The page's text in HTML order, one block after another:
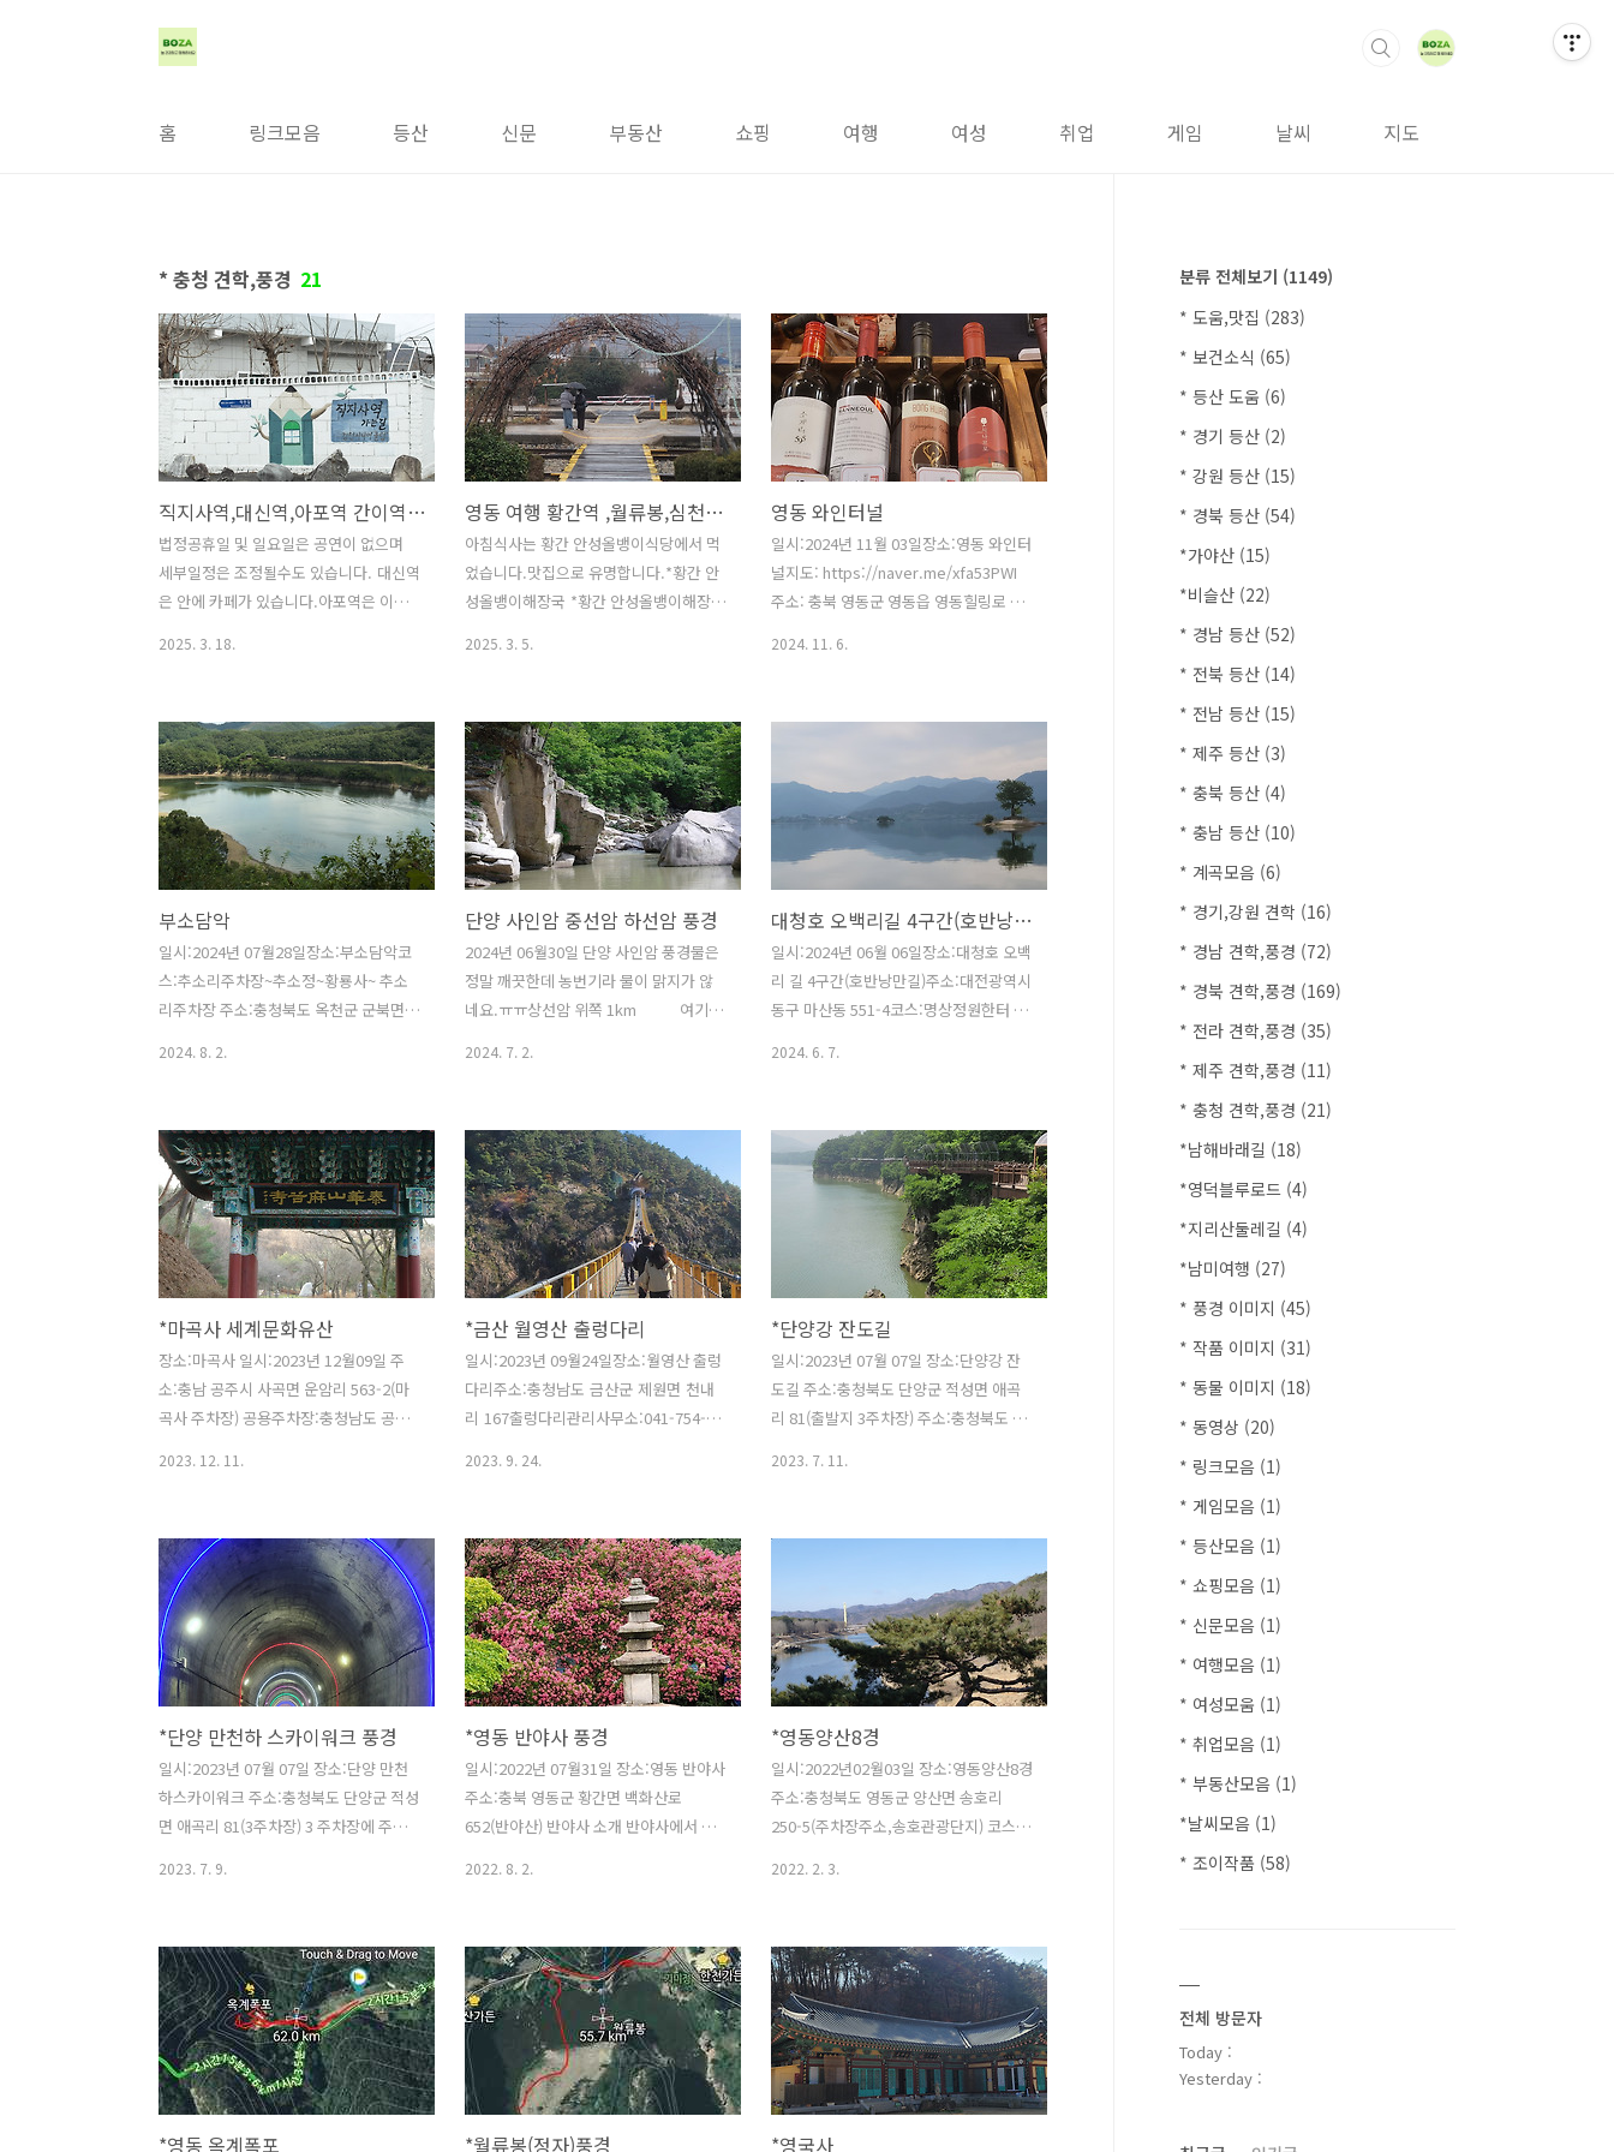
홈 링크모음 등산 신문 부동산 쇼핑 여행 여성 취업 게임 날씨 지도
* 충청 견학,풍경 21
직지사역,대신역,아포역 간이역 풍경들
법정공휴일 및 일요일은 공연이 없으며
세부일정은 조정될수도 있습니다. 대신역
은 안에 카페가 있습니다.아포역은 이것
2025. 3. 18.
영동 여행 황간역 ,월류봉,심천역 코스
아침식사는 황간 안성올뱅이식당에서 먹
었습니다.맛집으로 유명합니다.*황간 안
성올뱅이해장국 *황간 안성올뱅이해장국
북도 영동군 황간면 영동황간로 1618황
간IC옆 안성올뱅이해장국 집입니다.확장
이전 했네요,60년 정통 3대째
bozakorea.tistory.com일시:2025년
03월02일장소:황간역 주소:충청북도 영
동군 황간면 하옥포2길 14 네이버 지도
충북 영동군 황간면 하옥포2길
14map.naver.com황간역은 1905년 경
부선 개통 당시 영업을 개시하였고 몇차
례 확장개량과 신축을 거쳐 1988년 현재
의 모습을 갖추게 되었다. 1980년대의 황
화물을..
2025. 3. 5.
영동 와인터널
일시:2024년 11월 03일장소:영동 와인터
널지도: https://naver.me/xfa53PWI
주소: 충북 영동군 영동읍 영동힐링로 30
아하시는 분은 한 번쯤 가볼 만할 것 같아
2024. 11. 6.
부소담악
일시:2024년 07월28일장소:부소담악코
스:추소리주차장~추소정~황룡사~ 추소
리주차장 주소:충청북도 옥천군 군북면
암봉들의 파노라마는 우암 송시열이 소금
강이라 예찬했을 정도로 예부터 옥천 제
일의 선경을 자랑한다.”부소담악은 부소
무니 마을 앞 물위에 떠있는 산이라 하여
‘부소담악’이라 불리운다.2008년 국토해
양부가 전국의 하천, 호수, 계곡, 폭포 등
한국을 대표할 만한 아름다운 하천 100곳
중의 하나로 선정 되었다. 환산에서 바라
본 부소무니 마을과 그 앞의 부소담악. 마
을 언저리 북쪽의 산봉우리가 남동쪽으로
동물 꼬리모양의 암벽으로 이루어진 줄기
2024. 8. 2.
단양 사인암 중선암 하선암 풍경
2024년 06월30일 단양 사인암 풍경물은
정말 깨끗한데 농번기라 물이 맑지가 않
네요.ㅠㅠ상선암 위쪽 1km 여기서
2024. 7. 2.
대청호 오백리길 4구간(호반낭만길)
일시:2024년 06월 06일장소:대청호 오백
리 길 4구간(호반낭만길)주소:대전광역시
동구 마산동 551-4코스:명상정원한터 공
을 것 같습니다. 대청호 오백 리 길 4구간
의 시작은 마산동 윗말뫼에서 시작된
다. 윗말뫼 주차장에서 시작하여 더리스
수변을 따라 접어들어 갈대밭과 대청호수
를 따라 걷는다. 양쪽 포도밭 하우스를 지
나면 아름다운 S자 갈대밭이 기다리고 있
다. 이 둘레길은 몇 년 전 권상우와 김희선
주연의 '슬픈 연가'를 촬영했던 아름다운
장소이기도 하다. 드라마 촬영지를 걸어
다시 들어왔던 길로 나와 취수장이 보이
는 야트막한 산길로 들어선다. 한적한 들
2024. 6. 7.
*마곡사 세계문화유산
장소:마곡사 일시:2023년 12월09일 주
소:충남 공주시 사곡면 운암리 563-2(마
곡사 주차장) 공용주차장:충청남도 공주
교조계종 제6교구 본사(本寺)이다. “마곡
사 사적입안(事蹟立案)”의 기록에 따르
면, 640년(신라 선덕여왕 9)에 자 장(慈
藏)이 창건하였으며, 고려 명종(明宗) 때
1172년 보조국사(普照國師)가 중수하고,
범일(梵日)이 재건하였으며, 다시 도선국
사(道詵國師)가 중수하고, 순각(淳覺)이
보수하였다. 조선시대에도 세조가 이 절
에 들려 ‘영산전(靈山殿)’이라고 사액(賜
額)을 한 일이 있다. 창건 당시에는 30여
칸의 대사찰이었는데, 현재는 대웅보전 ..
2023. 12. 11.
*금산 월영산 출렁다리
일시:2023년 09월24일장소:월영산 출렁
다리주소:충청남도 금산군 제원면 천내
리 167출렁다리관리사무소:041-754-
주탑형태로 설계되었다. 특히 인공폭포와
연계된 테크길을 걸으며 또 하나의 추억
을 만들 수 있는 곳입니다.수용인원 :1500
명 설계풍속30.8m/s 내지등급1등급하절
기 3월~10월 09:00~18:00 입장마
감:17:30까지 입장동절기 11월~2월
09:00~17:00 입장마감:16:30까지 입장
월영산 입구~출렁다리 구간은 가파른 계
단(약400개)으로 노약자 이용시 참고 바
랍니다.애완동물 출입금지,금연,음주금
지 등 기본질서 있습니다.유듀브동영상:
2023. 9. 24.
*단양강 잔도길
일시:2023년 07월 07일 장소:단양강 잔
도길 주소:충청북도 단양군 적성면 애곡
리 81(출발지 3주차장) 주소:충청북도 단
가서 돌아 오시면 됩니다. 편도 거리와 시
니다. 늘 건강하고 행복하세요.
2023. 7. 11.
*단양 만천하 스카이워크 풍경
일시:2023년 07월 07일 장소:단양 만천
하스카이워크 주소:충청북도 단양군 적성
면 애곡리 81(3주차장) 3 주차장에 주차
강 절벽 위에서 80~90m 수면 아래를 내
려보며 하늘 길을 걷는 스릴을 맛볼 수 있
는 스카이워크로, 시내 전경과 멀리 소백
산 연화봉을 볼 수 있습니다. 말굽형의 만
학천봉 전망대에 쓰리 핑거(세 손가락) 형
태의 길이 15m, 폭 2m의 고강도 삼중 유
리를 통해 발밑에 흐르는 남한강을 내려
다보며 절벽 끝에서 걷는 짜릿함을 경험
2023. 7. 9.
*영동 반야사 풍경
일시:2022년 07월31일 장소:영동 반야사
주소:충북 영동군 황간면 백화산로
652(반야산) 반야사 소개 반야사에서 문
세종대왕 목욕한곳 입니다. 위쪽에 문수
전 보여요. 계단이 많아요. ㅎㅎ 문수전 문
수전에서 바라본 풍경 너들지역이 호랑이
닮았네요. ㅎㅎ 늘 건강하고 행복하세요.
2022. 8. 2.
*영동양산8경
일시:2022년02월03일 장소:영동양산8경
주소:충청북도 영동군 양산면 송호리
250-5(주차장주소,송호관광단지) 코스:
(한국민족문화대백과, 한국학중앙연구
원) 영국사·강선대·비봉산·봉황대·함벽
정·여의정·자풍당·용암 등 8개의 경승지
이다. 영국사는 양산면 누교리의 지륵산
중턱에 있는 신라의 고찰로 660년(무열왕
7)에 원광법사가 창건하였으며, 경내에
원각국사비·부도·망탑봉삼층석탑·삼층
석탑 등의 문화재가 있다. 강선대는 양산
2022. 2. 3.
*영동 옥계폭포 *월류봉(정자)풍경 *영국사
분류 전체보기 (1149)
* 도움,맛집 (283)
* 보건소식 (65)
* 등산 도움 (6)
* 경기 등산 (2)
* 강원 등산 (15)
* 경북 등산 (54)
*가야산 (15)
*비슬산 (22)
* 경남 등산 (52)
* 전북 등산 (14)
* 전남 등산 (15)
* 제주 등산 (3)
* 충북 등산 (4)
* 충남 등산 (10)
* 계곡모음 (6)
* 경기,강원 견학 (16)
* 경남 견학,풍경 (72)
* 경북 견학,풍경 (169)
* 전라 견학,풍경 (35)
* 제주 견학,풍경 (11)
* 충청 견학,풍경 (21)
*남해바래길 (18)
*영덕블루로드 (4)
*지리산둘레길 (4)
*남미여행 (27)
* 풍경 이미지 (45)
* 작품 이미지 (31)
* 동물 이미지 (18)
* 동영상 (20)
* 링크모음 (1)
* 게임모음 (1)
* 등산모음 (1)
* 쇼핑모음 (1)
* 신문모음 (1)
* 여행모음 (1)
* 여성모움 (1)
* 취업모음 (1)
* 부동산모음 (1)
*날씨모음 (1)
* 조이작품 (58)
전체 방문자
Today :
Yesterday :